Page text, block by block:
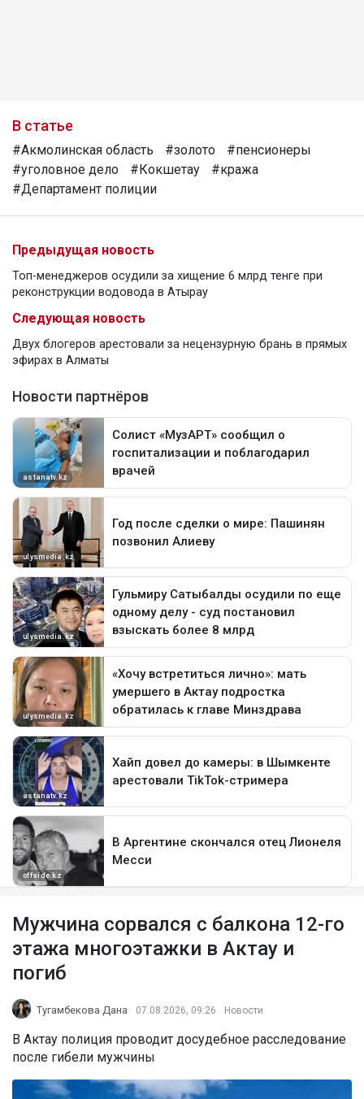
В статье
#Акмолинская область #золото
#пенсионеры
#уголовное дело
#Кокшетау
#кража
#Департамент полиции
Предыдущая новость
Топ-менеджеров осудили за хищение 6 млрд тенге при
реконструкции водовода в Атырау
Следующая новость
Двух блогеров арестовали за нецензурную брань в прямых
эфирах в Алматы
Мужчина сорвался с балкона 12-го
этажа многоэтажки в Актау и
погиб
Тугамбекова Дана 07.08.2026, 09:26 Новости
В Актау полиция проводит досудебное расследование
после гибели мужчины